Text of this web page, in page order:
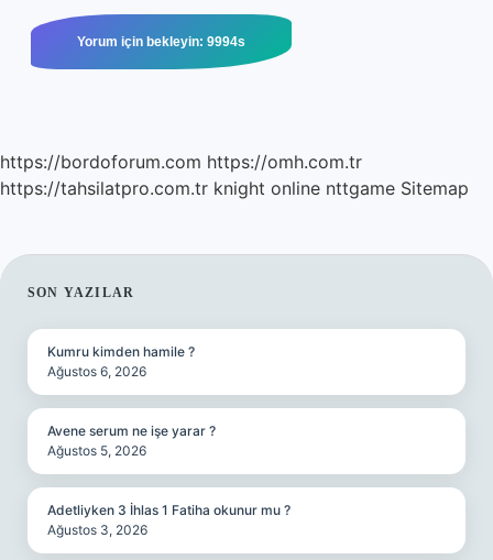
https://bordoforum.com https://omh.com.tr
https://tahsilatpro.com.tr knight online nttgame Sitemap
SIDEBAR
SON YAZILAR
Kumru kimden hamile ?
Ağustos 6, 2026
Avene serum ne işe yarar ?
Ağustos 5, 2026
Adetliyken 3 İhlas 1 Fatiha okunur mu ?
Ağustos 3, 2026